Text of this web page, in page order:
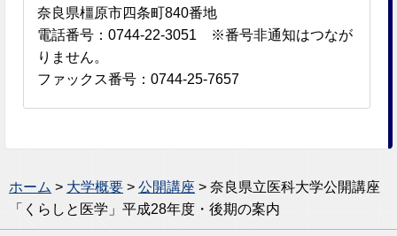
奈良県橿原市四条町840番地
電話番号：0744-22-3051 ※番号非通知はつなが
りません。
ファックス番号：0744-25-7657
ホーム > 大学概要 > 公開講座 > 奈良県立医科大学公開講座
「くらしと医学」平成28年度・後期の案内